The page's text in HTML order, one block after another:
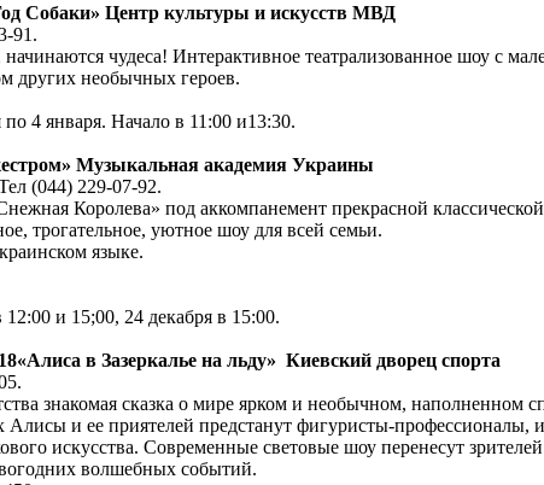
Собаки» Центр культуры и искусств МВД
91.
чудеса! Интерактивное театрализованное шоу с
других необычных героев.
4 января. Начало в 11:00 и13:30.
Музыкальная академия Украины
(044) 229-07-92.
Королева» под аккомпанемент прекрасной
трогательное, уютное шоу для всей семьи.
языке.
и 15;00, 24 декабря в 15:00.
в Зазеркалье на льду» Киевский дворец спорта
знакомая сказка о мире ярком и необычном,
Алисы и ее приятелей предстанут фигуристы-
искусства. Современные световые шоу перенесут
волшебных событий.